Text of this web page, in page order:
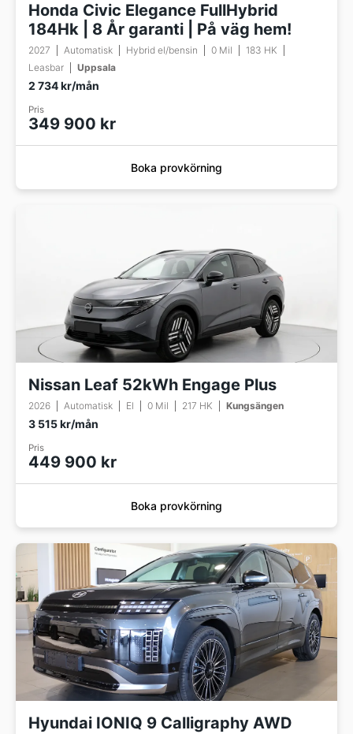
Honda Civic Elegance FullHybrid
184Hk | 8 År garanti | På väg hem!
2027 Automatisk Hybrid el/bensin 0 Mil
183 HK
Leasbar
Uppsala
2 734 kr/mån
Pris
349 900 kr
Boka provkörning
Nissan Leaf 52kWh Engage Plus
2026 Automatisk El 0 Mil 217 HK Kungsängen
3 515 kr/mån
Pris
449 900 kr
Boka provkörning
Hyundai IONIQ 9 Calligraphy AWD